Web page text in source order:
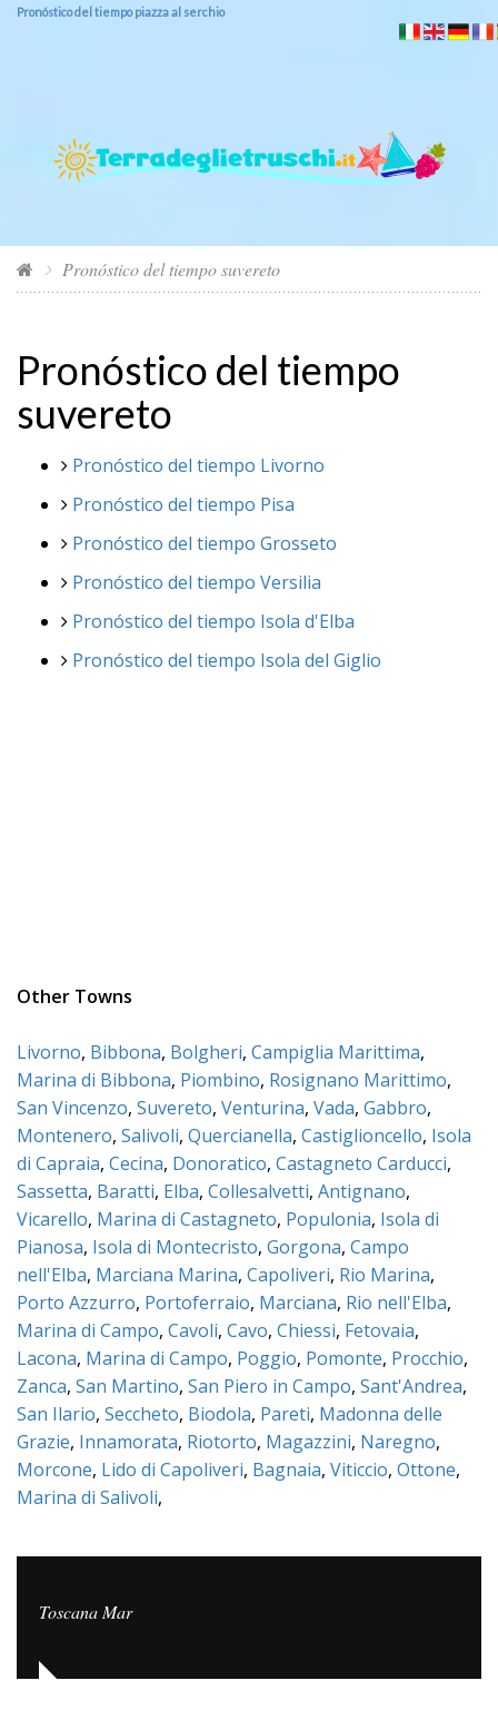
Pronóstico del tiempo piazza al serchio
Pronóstico del tiempo suvereto
Pronóstico del tiempo
suvereto
Pronóstico del tiempo Livorno
Pronóstico del tiempo Pisa
Pronóstico del tiempo Grosseto
Pronóstico del tiempo Versilia
Pronóstico del tiempo Isola d'Elba
Pronóstico del tiempo Isola del Giglio
Other Towns
Livorno, Bibbona, Bolgheri, Campiglia Marittima,
Marina di Bibbona, Piombino, Rosignano Marittimo,
San Vincenzo, Suvereto, Venturina, Vada, Gabbro,
Montenero, Salivoli, Quercianella, Castiglioncello, Isola
di Capraia, Cecina, Donoratico, Castagneto Carducci,
Sassetta, Baratti, Elba, Collesalvetti, Antignano,
Vicarello, Marina di Castagneto, Populonia, Isola di
Pianosa, Isola di Montecristo, Gorgona, Campo
nell'Elba, Marciana Marina, Capoliveri, Rio Marina,
Porto Azzurro, Portoferraio, Marciana, Rio nell'Elba,
Marina di Campo, Cavoli, Cavo, Chiessi, Fetovaia,
Lacona, Marina di Campo, Poggio, Pomonte, Procchio,
Zanca, San Martino, San Piero in Campo, Sant'Andrea,
San Ilario, Seccheto, Biodola, Pareti, Madonna delle
Grazie, Innamorata, Riotorto, Magazzini, Naregno,
Morcone, Lido di Capoliveri, Bagnaia, Viticcio, Ottone,
Marina di Salivoli,
Toscana Mar